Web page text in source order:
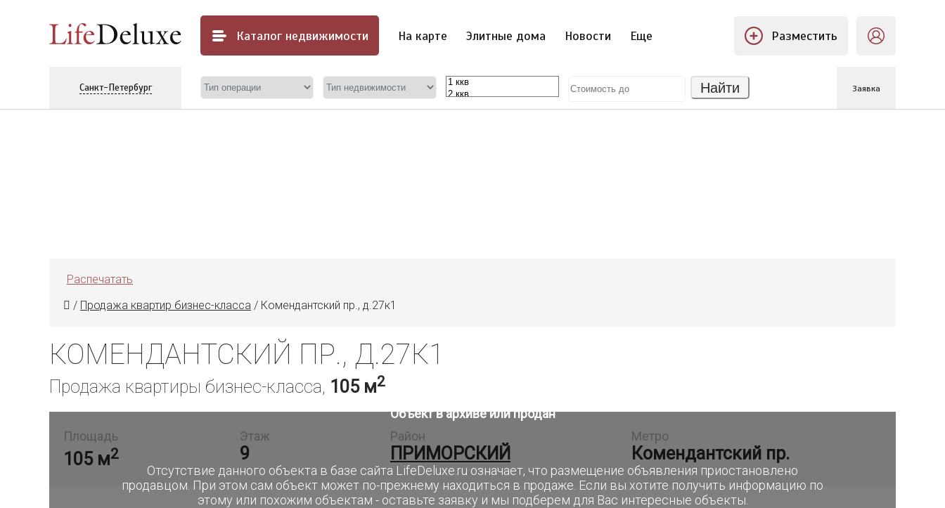
Каталог недвижимости На карте Элитные дома Новости Еще Разместить
Санкт-Петербург Найти Заявка
Распечатать
/ Продажа квартир бизнес-класса / Комендантский пр., д.27к1
КОМЕНДАНТСКИЙ ПР., Д.27К1
Продажа квартиры бизнес-класса, 105 м2
Объект в архиве или продан
Отсутствие данного объекта в базе сайта LifeDeluxe.ru означает, что размещение объявления приостановлено
продавцом. При этом сам объект может по-прежнему находиться в продаже. Если вы хотите получить информацию по
этому или похожим объектам - оставьте заявку и мы подберем для Вас интересные объекты.
Площадь
105 м2
Этаж
9
Район
ПРИМОРСКИЙ
Метро
Комендантский пр.